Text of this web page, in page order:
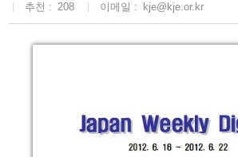
추천 : 208 이메일 : kje@kje.or.kr